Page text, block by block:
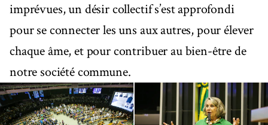
imprévues, un désir collectif s’est approfondi
pour se connecter les uns aux autres, pour élever
chaque âme, et pour contribuer au bien-être de
notre société commune.